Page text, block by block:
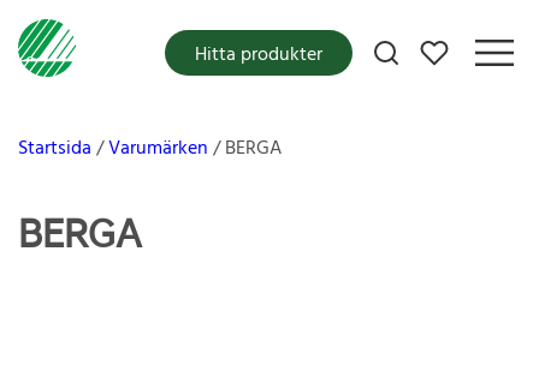
Mina favoriter
Hitta produkter
Startsida Varumärken BERGA
BERGA